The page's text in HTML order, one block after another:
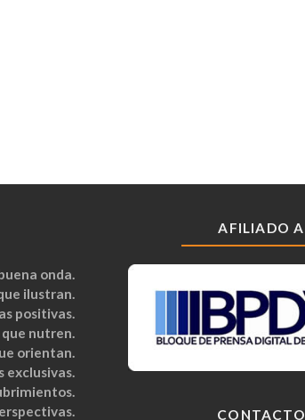
onda.
ilustran.
positivas.
nutren.
orientan.
exclusivas.
AFILIADO A
CONTACTO